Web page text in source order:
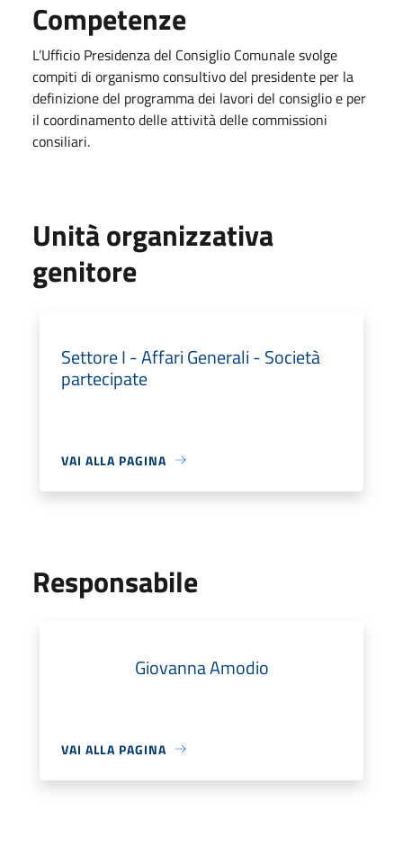
Competenze
L’Ufficio Presidenza del Consiglio Comunale svolge
compiti di organismo consultivo del presidente per la
definizione del programma dei lavori del consiglio e per
il coordinamento delle attività delle commissioni
consiliari.
Unità organizzativa
genitore
Settore I - Affari Generali - Società
partecipate
VAI ALLA PAGINA
Responsabile
Giovanna Amodio
VAI ALLA PAGINA